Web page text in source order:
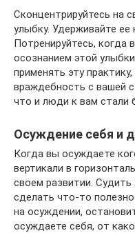
Сконцентрируйтесь на
улыбку. Удерживайте ее
Потренируйтесь, когда
осознанием этой
применять эту
враждебность с вашей
что и люди к вам стали
Осуждение себя и
Когда вы осуждаете
вертикали в
своем развитии. Судить
сделать что-то
на осуждении,
осуждаете себя, от